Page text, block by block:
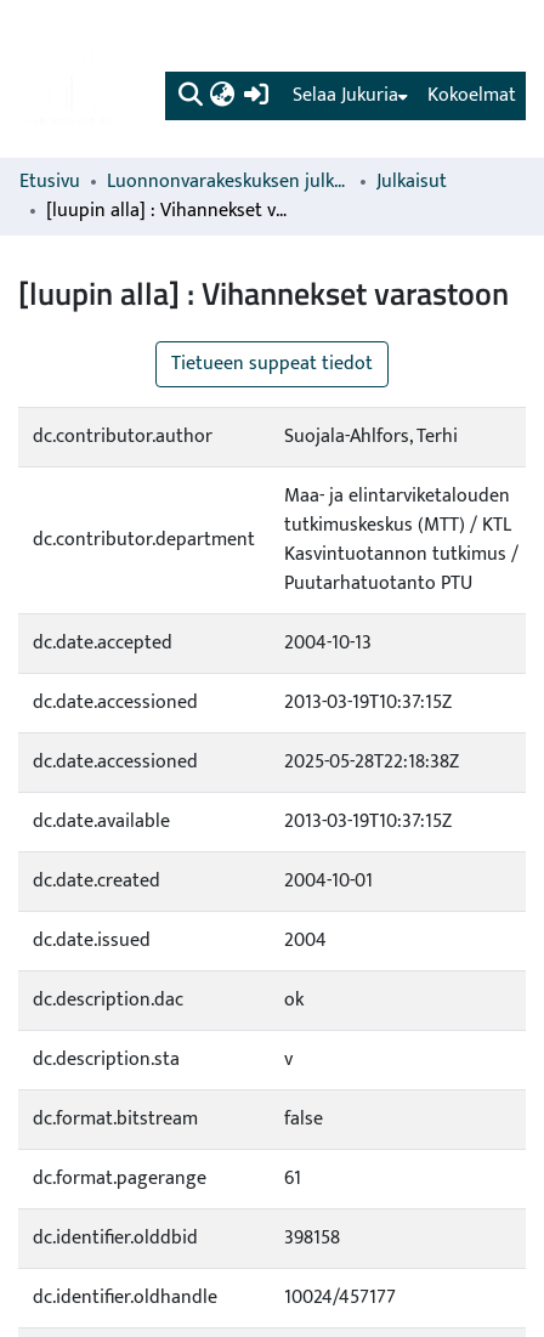
(current) Kokoelmat
Selaa Jukuria
Etusivu Luonnonvarakeskuksen julkaisut
Julkaisut
[luupin alla] : Vihannekset varastoon
[luupin alla] : Vihannekset varastoon
Tietueen suppeat tiedot
dc.contributor.author Suojala-Ahlfors, Terhi
dc.contributor.department
Maa- ja elintarviketalouden
tutkimuskeskus (MTT) / KTL
Kasvintuotannon tutkimus /
Puutarhatuotanto PTU
dc.date.accepted
2004-10-13
dc.date.accessioned
2013-03-19T10:37:15Z
dc.date.accessioned
2025-05-28T22:18:38Z
dc.date.available
2013-03-19T10:37:15Z
dc.date.created
2004-10-01
dc.date.issued
2004
dc.description.dac
ok
dc.description.sta
v
dc.format.bitstream
false
dc.format.pagerange
61
dc.identifier.olddbid
398158
dc.identifier.oldhandle
10024/457177